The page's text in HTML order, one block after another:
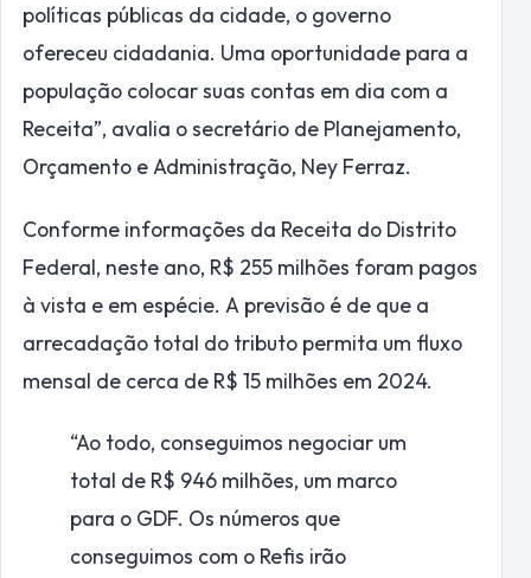
políticas públicas da cidade, o governo
ofereceu cidadania. Uma oportunidade para a
população colocar suas contas em dia com a
Receita”, avalia o secretário de Planejamento,
Orçamento e Administração, Ney Ferraz.
Conforme informações da Receita do Distrito
Federal, neste ano, R$ 255 milhões foram pagos
à vista e em espécie. A previsão é de que a
arrecadação total do tributo permita um fluxo
mensal de cerca de R$ 15 milhões em 2024.
“Ao todo, conseguimos negociar um
total de R$ 946 milhões, um marco
para o GDF. Os números que
conseguimos com o Refis irão